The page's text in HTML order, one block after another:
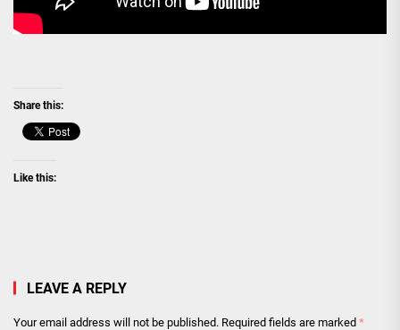
Share this:
Like this:
LEAVE A REPLY
Your email address will not be published. Required fields are marked *